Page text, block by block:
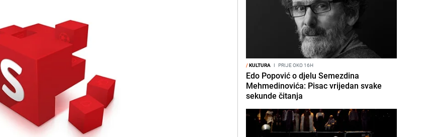
/KULTURA I PRIJE OKO 16H
Edo Popović o djelu Semezdina
Mehmedinovića: Pisac vrijedan svake
sekunde čitanja